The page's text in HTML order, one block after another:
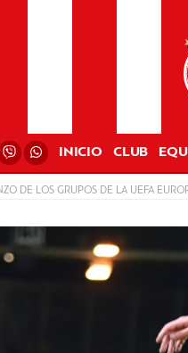
INICIO CLUB
DE LOS GRUPOS DE LA UEFA